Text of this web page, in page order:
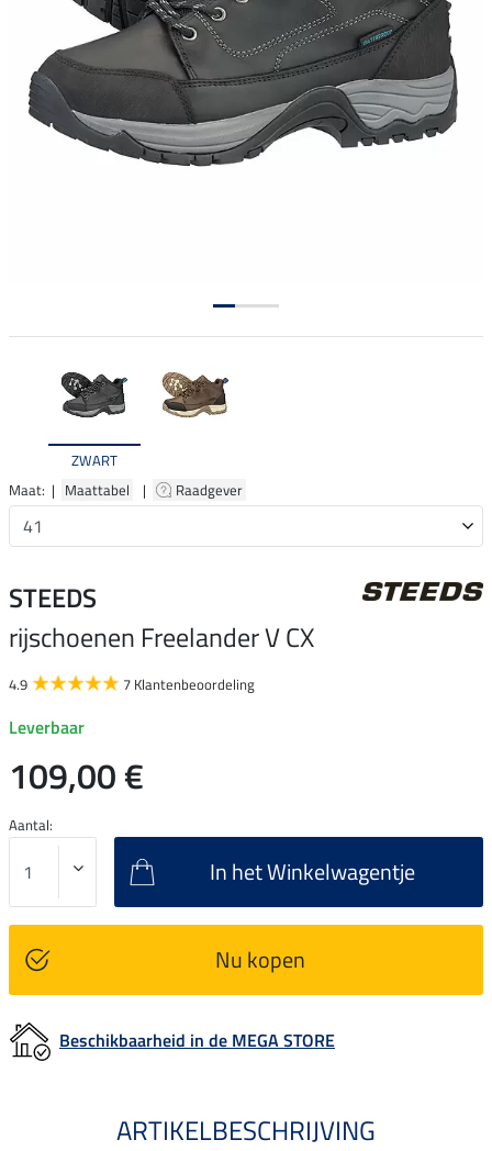
ZWART
Maat: | Maattabel | Raadgever
STEEDS
rijschoenen Freelander V CX
4.9 7 Klantenbeoordeling
Leverbaar
109,00 €
Aantal:
In het Winkelwagentje
Nu kopen
Beschikbaarheid in de MEGA STORE
ARTIKELBESCHRIJVING